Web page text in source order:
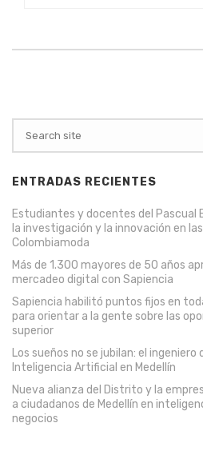
ENTRADAS RECIENTES
Estudiantes y docentes del Pascual
la investigación y la innovación en
Colombiamoda
Más de 1.300 mayores de 50 años
mercadeo digital con Sapiencia
Sapiencia habilitó puntos fijos en
para orientar a la gente sobre las
superior
Los sueños no se jubilan: el
Inteligencia Artificial en Medellín
Nueva alianza del Distrito y la
a ciudadanos de Medellín en
negocios